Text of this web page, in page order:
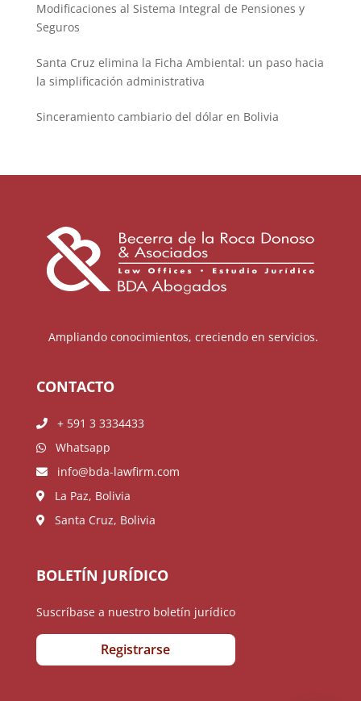
Modificaciones al Sistema Integral de Pensiones y
Seguros
Santa Cruz elimina la Ficha Ambiental: un paso hacia
la simplificación administrativa
Sinceramiento cambiario del dólar en Bolivia
Ampliando conocimientos, creciendo en servicios.
CONTACTO
+ 591 3 3334433
Whatsapp
info@bda-lawfirm.com
La Paz, Bolivia
Santa Cruz, Bolivia
BOLETÍN JURÍDICO
Suscríbase a nuestro boletín jurídico
Registrarse